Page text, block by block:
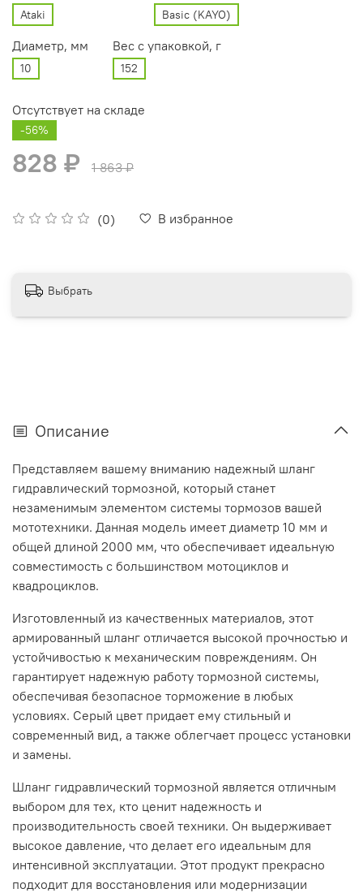
(0) В избранное
Отсутствует на складе
Ataki Basic (KAYO)
Диаметр, мм
10
Вес с упаковкой, г
152
-56%
828 ₽ 1 863 ₽
Выбрать
Описание
Представляем вашему вниманию надежный шланг
гидравлический тормозной, который станет
незаменимым элементом системы тормозов вашей
мототехники. Данная модель имеет диаметр 10 мм и
общей длиной 2000 мм, что обеспечивает идеальную
совместимость с большинством мотоциклов и
квадроциклов.
Изготовленный из качественных материалов, этот
армированный шланг отличается высокой прочностью и
устойчивостью к механическим повреждениям. Он
гарантирует надежную работу тормозной системы,
обеспечивая безопасное торможение в любых
условиях. Серый цвет придает ему стильный и
современный вид, а также облегчает процесс установки
и замены.
Шланг гидравлический тормозной является отличным
выбором для тех, кто ценит надежность и
производительность своей техники. Он выдерживает
высокое давление, что делает его идеальным для
интенсивной эксплуатации. Этот продукт прекрасно
подходит для восстановления или модернизации